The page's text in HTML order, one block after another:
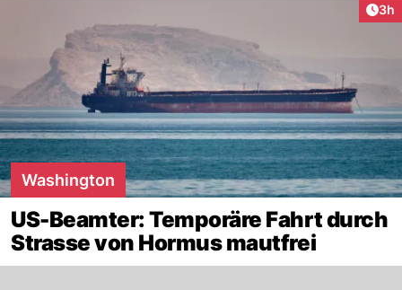
3h
Washington
US-Beamter: Temporäre Fahrt durch
Strasse von Hormus mautfrei